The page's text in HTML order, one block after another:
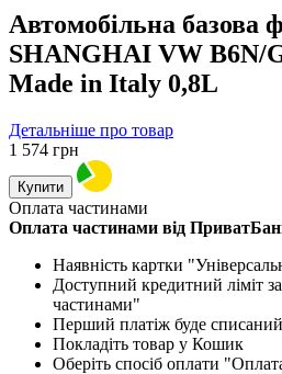
Автомобільна базова
SHANGHAI VW B6N/
Made in Italy 0,8L
Детальніше про товар
1 574 грн
Купити
Оплата частинами
Оплата частинами від
Наявність картки
Доступний кредитний ліміт
частинами"
Перший платіж буде
Покладіть товар у Кошик
Оберіть спосіб оплати